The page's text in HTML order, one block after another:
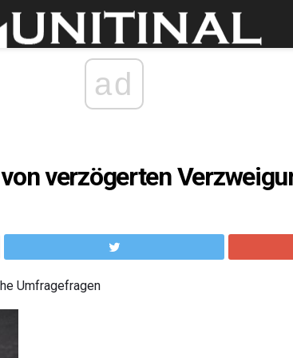
ad
verzögerten
Umfragefragen